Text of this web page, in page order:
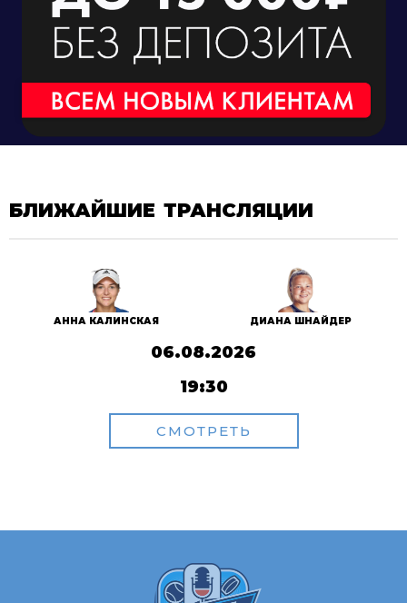
БЛИЖАЙШИЕ ТРАНСЛЯЦИИ
АННА КАЛИНСКАЯ ДИАНА ШНАЙДЕР
06.08.2026
19:30
СМОТРЕТЬ